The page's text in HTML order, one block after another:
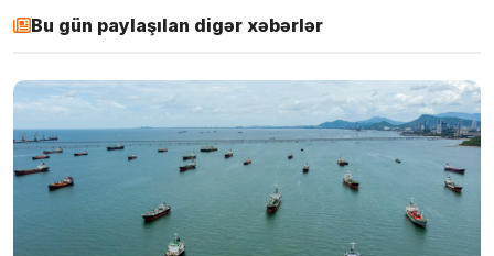
Bu gün paylaşılan digər xəbərlər